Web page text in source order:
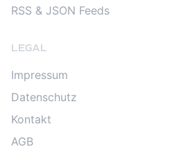
RSS & JSON Feeds
LEGAL
Impressum
Datenschutz
Kontakt
AGB